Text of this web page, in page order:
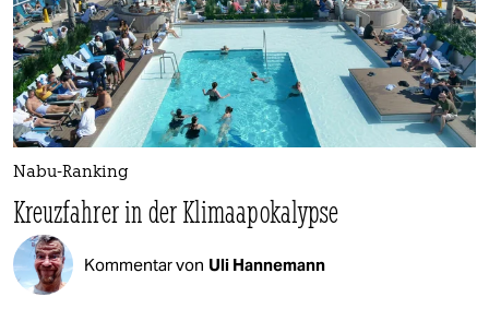
Nabu-Ranking
Kreuzfahrer in der Klimaapokalypse
Kommentar von Uli Hannemann